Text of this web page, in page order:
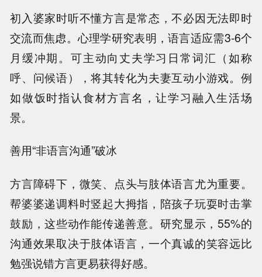
初入婆家时听不懂方言是常态，不必因无法即时
交流而焦虑。心理学研究表明，语言适应需3-6个
月缓冲期。可主动向丈夫学习日常词汇（如称
呼、问候语），将其转化为夫妻互动小游戏。例
如做饭时指认食材方言名，让学习融入生活场
景。
善用“非语言沟通”破冰
方言障碍下，微笑、点头与肢体语言尤为重要。
帮婆婆递调料时竖起大拇指，陪孩子玩耍时击掌
鼓励，这些动作能传递善意。研究显示，55%的
沟通效果取决于肢体语言，一个真诚的笑容远比
勉强说错方言更易获得好感。